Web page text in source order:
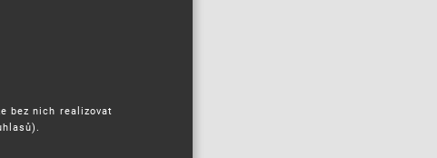
bez nich realizovat